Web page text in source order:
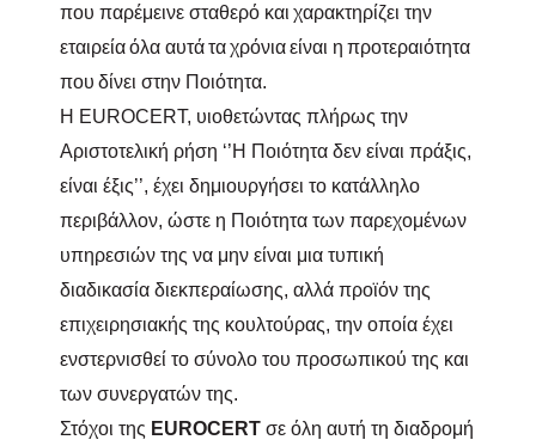
που παρέμεινε σταθερό καιχαρακτηρίζει την
εταιρείαόλα αυτά ταχρόνια είναι η προτεραιότητα
που δίνει στην Ποιότητα.
H EUROCERT, υιοθετώντας πλήρως την
Αριστοτελική ρήση ‘’Η Ποιότητα δεν είναι πράξις,
είναι έξις’’, έχει δημιουργήσει το κατάλληλο
περιβάλλον, ώστε η Ποιότητα των παρεχομένων
υπηρεσιών της να μην είναι μια τυπική
διαδικασία διεκπεραίωσης, αλλά προϊόν της
επιχειρησιακής της κουλτούρας, την οποία έχει
ενστερνισθεί το σύνολο του προσωπικού της και
των συνεργατών της.
Στόχοι της EUROCERT σε όλη αυτή τη διαδρομή